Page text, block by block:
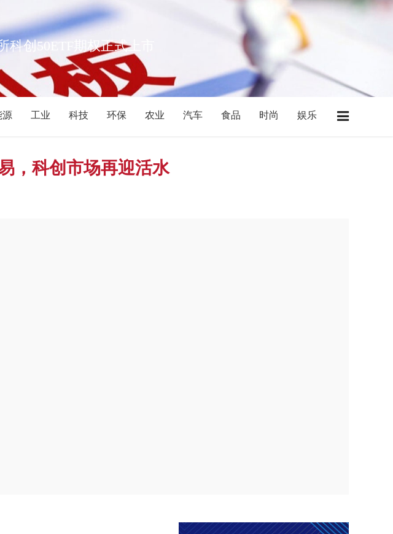
科创50ETF期权正式上市
源 工业 科技 环保 农业 汽车 食品 时尚
娱乐
南 北京 甘肃 河南 河北
，科创市场再迎活水